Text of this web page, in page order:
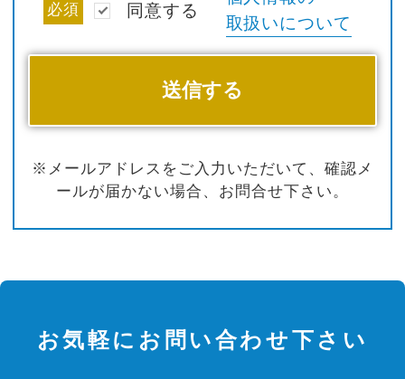
必須 同意する
取扱いについて
※メールアドレスをご入力いただいて、確認メ
ールが届かない場合、お問合せ下さい。
お気軽にお問い合わせ下さい